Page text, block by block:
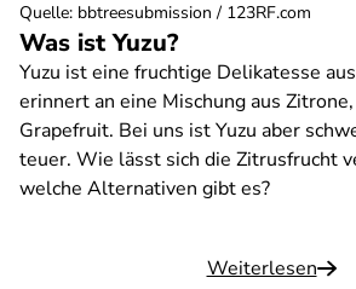
Was ist Yuzu?
Yuzu ist eine fruchtige Delikatesse
erinnert an eine Mischung aus
Grapefruit. Bei uns ist Yuzu aber
teuer. Wie lässt sich die Zitrusfrucht
welche Alternativen gibt es?
Weiterlesen
Quelle: bbtreesubmission / 123RF.com